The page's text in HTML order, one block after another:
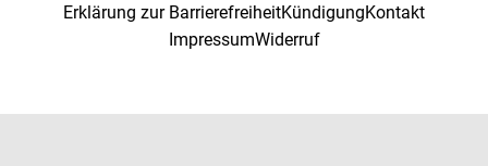
Erklärung zur BarrierefreiheitKündigungKontakt
ImpressumWiderruf